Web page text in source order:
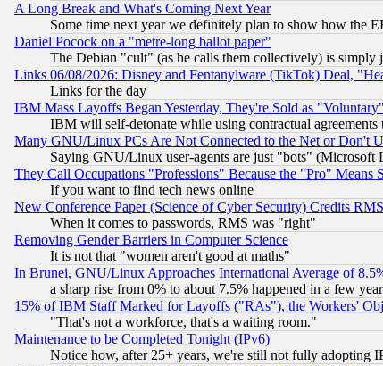
A Long Break and What's Coming Next Year
Some time next year we definitely plan to show how the
Daniel Pocock on a "metre-long ballot paper"
The Debian "cult" (as he calls them collectively) is simply
Links 06/08/2026: Disney and Fentanylware (TikTok) Deal,
Links for the day
IBM Mass Layoffs Began Yesterday, They're Sold as
IBM will self-detonate while using contractual agreements
Many GNU/Linux PCs Are Not Connected to the Net or Don't
Saying GNU/Linux user-agents are just "bots" (Microsoft
They Call Occupations "Professions" Because the "Pro" Means
If you want to find tech news online
New Conference Paper (Science of Cyber Security) Credits
When it comes to passwords, RMS was "right"
Removing Gender Barriers in Computer Science
It is not that "women aren't good at maths"
In Brunei, GNU/Linux Approaches International Average of
a sharp rise from 0% to about 7.5% happened in a few
15% of IBM Staff Marked for Layoffs ("RAs"), the Workers'
"That's not a workforce, that's a waiting room."
Maintenance to be Completed Tonight (IPv6)
Notice how, after 25+ years, we're still not fully adopting